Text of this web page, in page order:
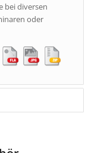
bei diversen
oder